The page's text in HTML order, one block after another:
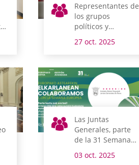
Representantes de
los grupos
políticos y
Generales se
comunicación
institucional y
política inclusiva
27 oct. 2025
Las Juntas
Generales, parte
de la 31 Semana
Gestión Avanzada
03 oct. 2025